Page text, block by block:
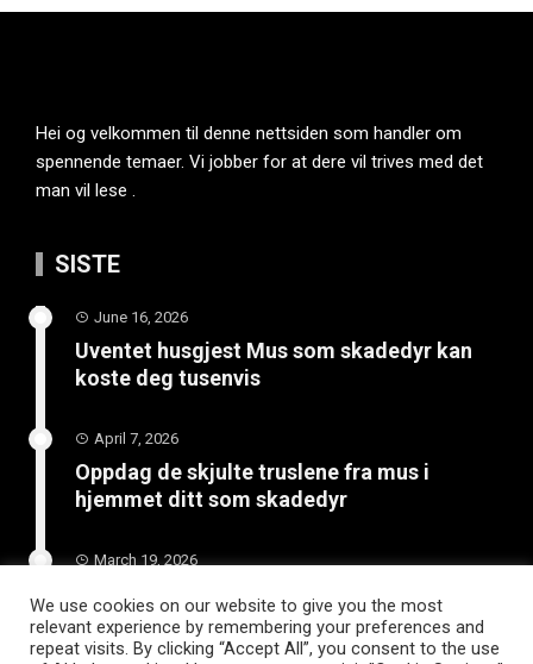
Hei og velkommen til denne nettsiden som handler om
spennende temaer. Vi jobber for at dere vil trives med det
man vil lese .
SISTE
June 16, 2026
Uventet husgjest Mus som skadedyr kan
koste deg tusenvis
April 7, 2026
Oppdag de skjulte truslene fra mus i
hjemmet ditt som skadedyr
March 19, 2026
Slik vedlikeholder du tilhengeren for
langvarig bruk
We use cookies on our website to give you the most
relevant experience by remembering your preferences and
repeat visits. By clicking “Accept All”, you consent to the use